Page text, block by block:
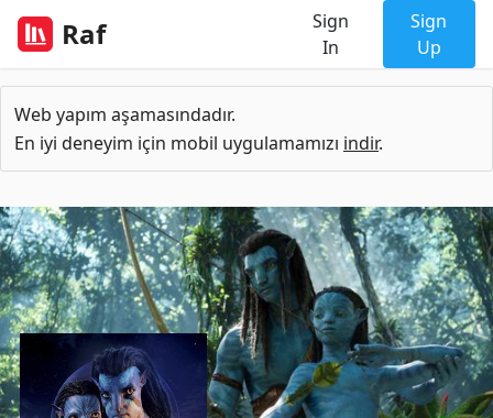
Raf
Sign
In
Sign
Up
Web yapım aşamasındadır.
En iyi deneyim için mobil uygulamamızı indir.